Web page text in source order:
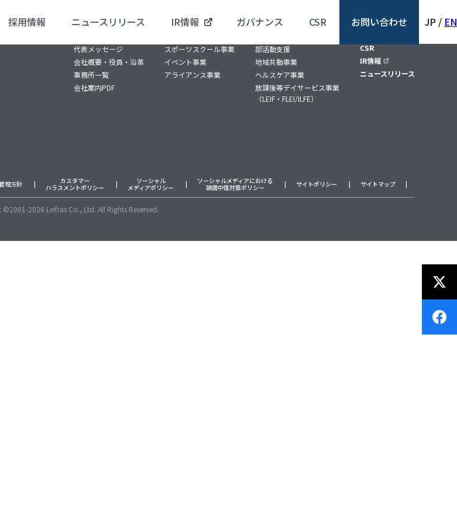
採用情報 ニュースリリース IR情報 ガバナンス CSR お問い合わせ JP / EN
代表メッセージ
会社概要・役員・沿革
事務所一覧
会社案内PDF
スポーツスクール事業
イベント事業
アライアンス事業
部活動支援
地域共動事業
ヘルスケア事業
放課後等デイサービス事業
（LEIF ・ FLEI/ILFE）
CSR
IR情報
ニュースリリース
理方針
カスタマー
ハラスメントポリシー
ソーシャル
メディアポリシー
ソーシャルメディアにおける
誹謗中傷対策ポリシー
サイトポリシー サイトマップ
2026 Leifras Co., Ltd. All Rights Reserved.